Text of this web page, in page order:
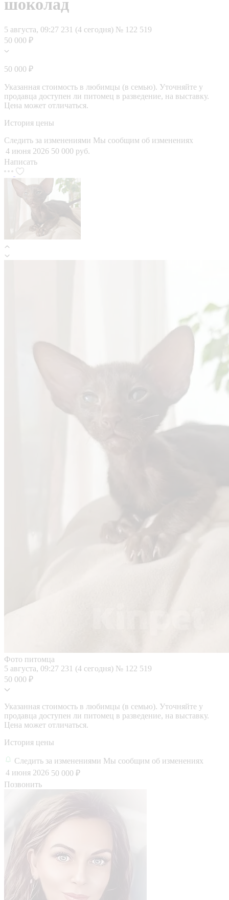
шоколад
5 августа, 09:27 231 (4 сегодня) № 122 519
50 000 ₽
50 000 ₽
Указанная стоимость в любимцы (в семью). Уточняйте у
продавца доступен ли питомец в разведение, на выставку.
Цена может отличаться.
История цены
Следить за изменениями Мы сообщим об изменениях
4 июня 2026 50 000 руб.
Написать
Фото питомца
5 августа, 09:27 231 (4 сегодня) № 122 519
50 000 ₽
Указанная стоимость в любимцы (в семью). Уточняйте у
продавца доступен ли питомец в разведение, на выставку.
Цена может отличаться.
История цены
Следить за изменениями Мы сообщим об изменениях
4 июня 2026 50 000 ₽
Позвонить